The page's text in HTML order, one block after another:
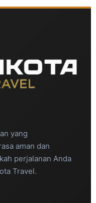
yang
aman dan
perjalanan Anda
Travel.